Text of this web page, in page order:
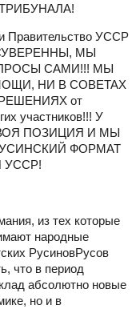
Правительство УССР
МЫ
САМИ!!! МЫ
НИ В СОВЕТАХ
от
участников!!! У
ПОЗИЦИЯ И МЫ
ФОРМАТ
УССР!
из тех которые
народные
РусиновРусов
что в период
абсолютно новые
но и в